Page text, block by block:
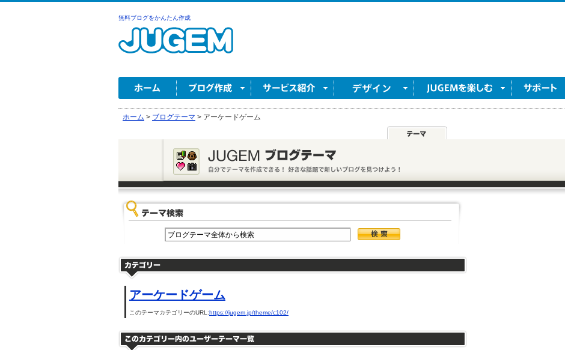
無料ブログをかんたん作成
ホーム > ブログテーマ > アーケードゲーム
アーケードゲーム
このテーマカテゴリーのURL:https://jugem.jp/theme/c102/